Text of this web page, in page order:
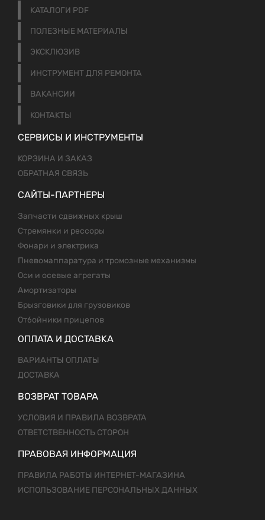
КАТАЛОГИ PDF
ПОЛЕЗНЫЕ МАТЕРИАЛЫ
ЭКСКЛЮЗИВ
ИНСТРУМЕНТ ДЛЯ РЕМОНТА
ВАКАНСИИ
КОНТАКТЫ
СЕРВИСЫ И ИНСТРУМЕНТЫ
КОРЗИНА И ЗАКАЗ
ОБРАТНАЯ СВЯЗЬ
САЙТЫ-ПАРТНЕРЫ
Запчасти сдвижных крыш
Стремянки и рессоры
Фонари и электрика
Пневомаппаратура и тромозные механизмы
Оси и осевые агрегаты
Амортизаторы
Брызговики для грузовиков
Отбойники прицепов
ОПЛАТА И ДОСТАВКА
ВАРИАНТЫ ОПЛАТЫ
ДОСТАВКА
ВОЗВРАТ ТОВАРА
УСЛОВИЯ И ПРАВИЛА ВОЗВРАТА
ОТВЕТСТВЕННОСТЬ СТОРОН
ПРАВОВАЯ ИНФОРМАЦИЯ
ПРАВИЛА РАБОТЫ ИНТЕРНЕТ-МАГАЗИНА
ИСПОЛЬЗОВАНИЕ ПЕРСОНАЛЬНЫХ ДАННЫХ